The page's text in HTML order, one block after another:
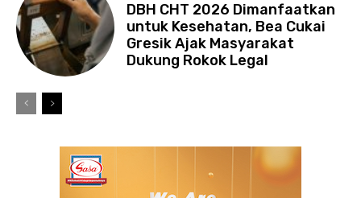
DBH CHT 2026 Dimanfaatkan
untuk Kesehatan, Bea Cukai
Gresik Ajak Masyarakat
Dukung Rokok Legal